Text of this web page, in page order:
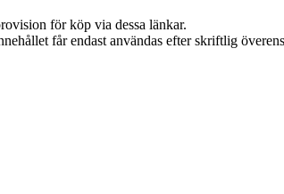
för köp via dessa länkar.
får endast användas efter skriftlig